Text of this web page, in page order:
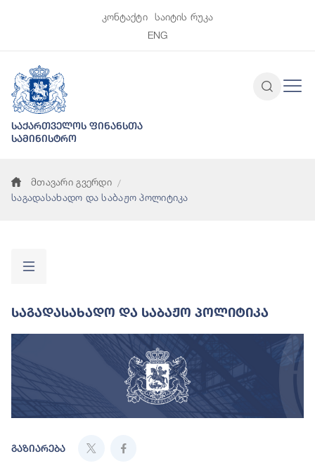
კონტაქტი
საიტის რუკა
ENG
საქართველოს ფინანსთა
სამინისტრო
მთავარი გვერდი
საგადასახადო და საბაჟო პოლიტიკა
Საგადასახადო Და Საბაჟო Პოლიტიკა
გაზიარება